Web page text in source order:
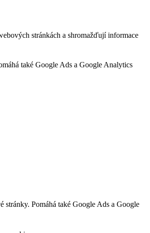
stránkách a shromažďují informace
také Google Ads a Google Analytics
stránky. Pomáhá také Google Ads a Google